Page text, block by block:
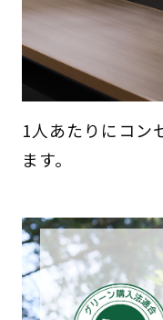
1人あたりにコン
ます。